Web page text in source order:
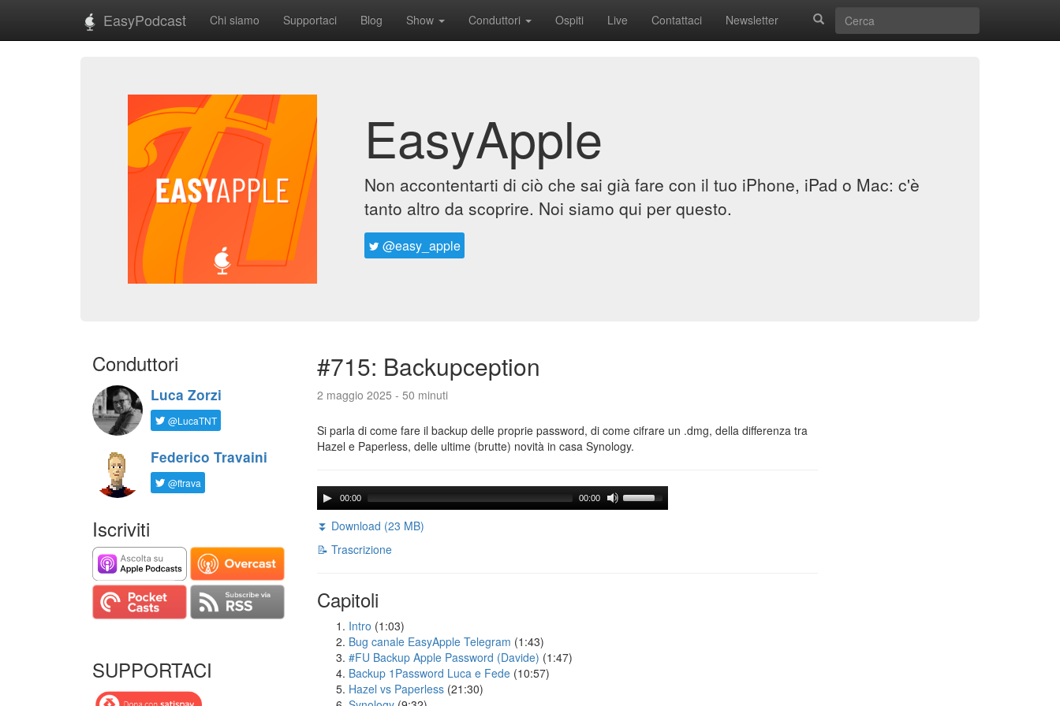
EasyPodcast Chi siamo Supportaci Blog Show Conduttori Ospiti Live Contattaci Newsletter
EasyApple
Non accontentarti di ciò che sai già fare con il tuo iPhone, iPad o Mac: c'è
tanto altro da scoprire. Noi siamo qui per questo.
@easy_apple
Conduttori
Luca Zorzi
@LucaTNT
Federico Travaini
@ftrava
Iscriviti
SUPPORTACI
#715: Backupception
2 maggio 2025 - 50 minuti
Si parla di come fare il backup delle proprie password, di come cifrare un .dmg, della differenza tra
Hazel e Paperless, delle ultime (brutte) novità in casa Synology.
00:00 00:00
⏬ Download (23 MB)
📝 Trascrizione
Capitoli
Intro (1:03)
Bug canale EasyApple Telegram (1:43)
#FU Backup Apple Password (Davide) (1:47)
Backup 1Password Luca e Fede (10:57)
Hazel vs Paperless (21:30)